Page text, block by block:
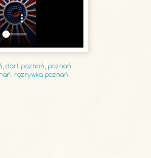
dart poznań
poznań
rozrywka poznań